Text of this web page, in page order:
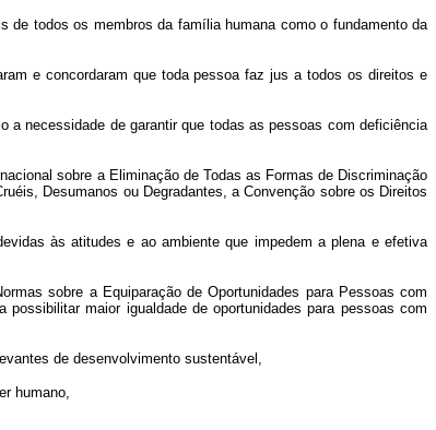
de todos os membros da família humana como o fundamento da
e concordaram que toda pessoa faz jus a todos os direitos e
a necessidade de garantir que todas as pessoas com deficiência
sobre a Eliminação de Todas as Formas de Discriminação
Desumanos ou Degradantes, a Convenção sobre os Direitos
às atitudes e ao ambiente que impedem a plena e efetiva
sobre a Equiparação de Oportunidades para Pessoas com
maior igualdade de oportunidades para pessoas com
de desenvolvimento sustentável,
humano,